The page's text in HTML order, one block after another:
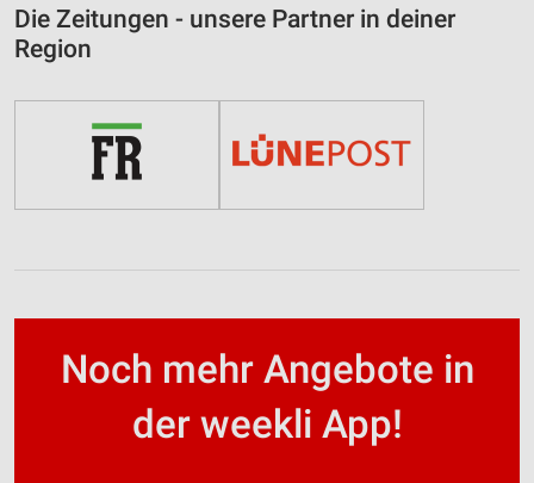
Die Zeitungen - unsere Partner in deiner
Region
Noch mehr Angebote in
der weekli App!